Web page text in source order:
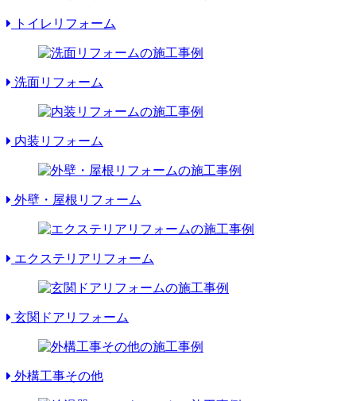
トイレリフォーム
洗面リフォーム
内装リフォーム
外壁・屋根リフォーム
エクステリアリフォーム
玄関ドアリフォーム
外構工事その他